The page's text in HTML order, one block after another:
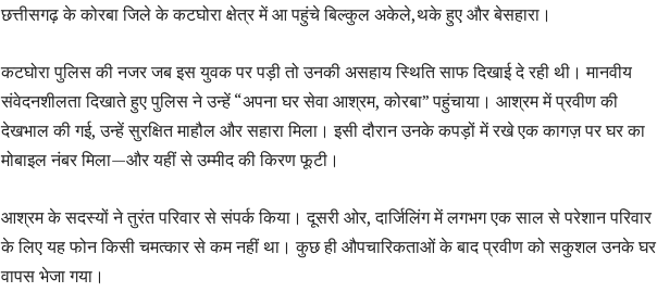
छत्तीसगढ़ के कोरबा जिले के कटघोरा क्षेत्र में आ पहुंचे बिल्कुल अकेले,थके हुए और बेसहारा।
कटघोरा पुलिस की नजर जब इस युवक पर पड़ी तो उनकी असहाय स्थिति साफ दिखाई दे रही थी। मानवीय
संवेदनशीलता दिखाते हुए पुलिस ने उन्हें “अपना घर सेवा आश्रम, कोरबा” पहुंचाया। आश्रम में प्रवीण की
देखभाल की गई, उन्हें सुरक्षित माहौल और सहारा मिला। इसी दौरान उनके कपड़ों में रखे एक कागज़ पर घर का
मोबाइल नंबर मिला—और यहीं से उम्मीद की किरण फूटी।
आश्रम के सदस्यों ने तुरंत परिवार से संपर्क किया। दूसरी ओर, दार्जिलिंग में लगभग एक साल से परेशान परिवार
के लिए यह फोन किसी चमत्कार से कम नहीं था। कुछ ही औपचारिकताओं के बाद प्रवीण को सकुशल उनके घर
वापस भेजा गया।